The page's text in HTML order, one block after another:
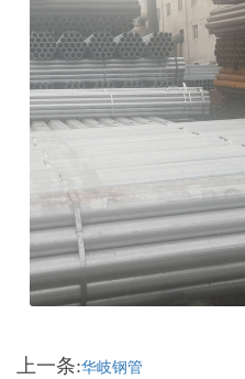
上一条:华岐钢管